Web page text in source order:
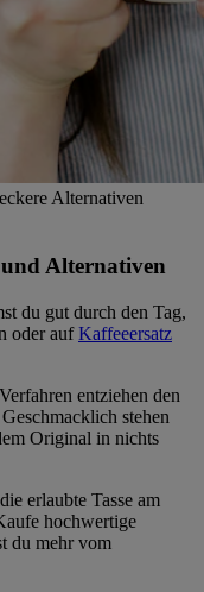
Alternativen
Alternativen
du gut durch den Tag,
oder aufKaffeeersatz
entziehen den
stehen
Original in nichts
erlaubte Tasse am
hochwertige
du mehr vom